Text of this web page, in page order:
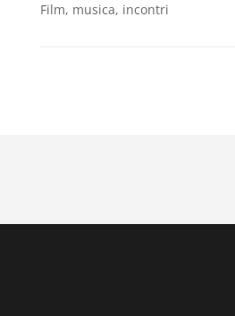
Film, musica, incontri